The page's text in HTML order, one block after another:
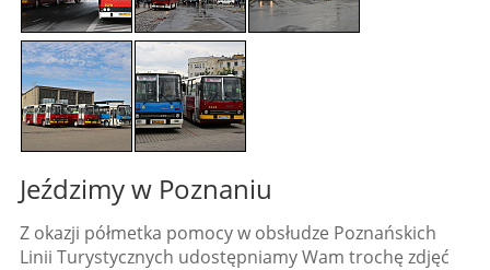
Jeździmy w Poznaniu
Z okazji półmetka pomocy w obsłudze Poznańskich
Linii Turystycznych udostępniamy Wam trochę zdjęć